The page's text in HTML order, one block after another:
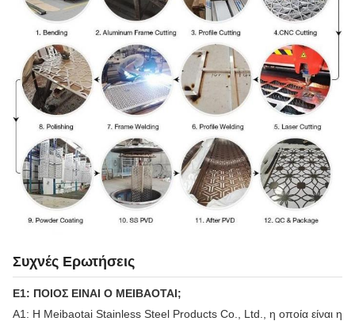
Συχνές Ερωτήσεις
Ε1: ΠΟΙΟΣ ΕΙΝΑΙ Ο MEIBAOTAI;
Α1: Η Meibaotai Stainless Steel Products Co., Ltd., η οποία είναι η